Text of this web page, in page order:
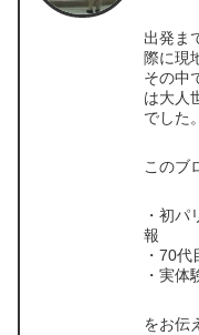
出発ま
際に現
その中
は大人
でした。
このブ
・初
報
・70
・実体
をお伝